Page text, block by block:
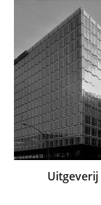
Uitgeverij